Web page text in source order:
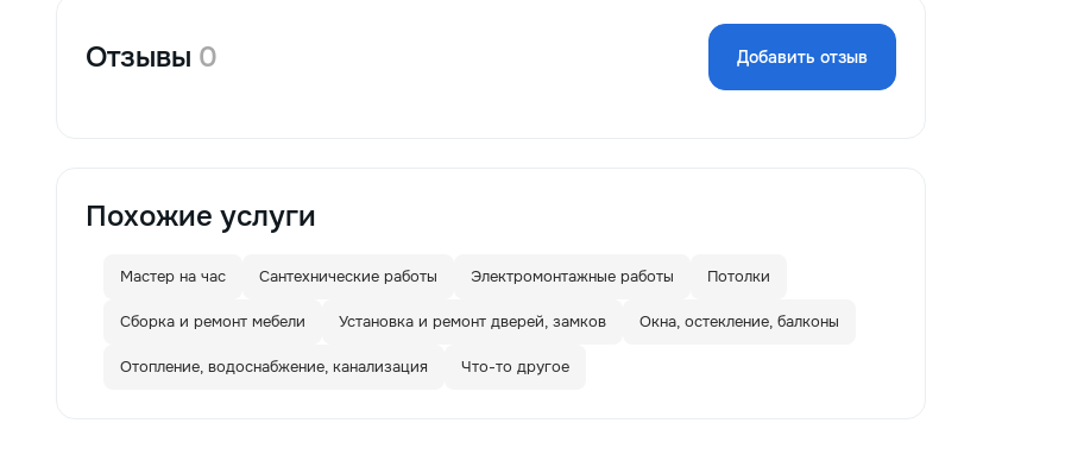
Отзывы 0 Добавить отзыв
Похожие услуги
Мастер на час Сантехнические работы Электромонтажные работы Потолки
Сборка и ремонт мебели Установка и ремонт дверей, замков Окна, остекление, балконы
Отопление, водоснабжение, канализация Что-то другое